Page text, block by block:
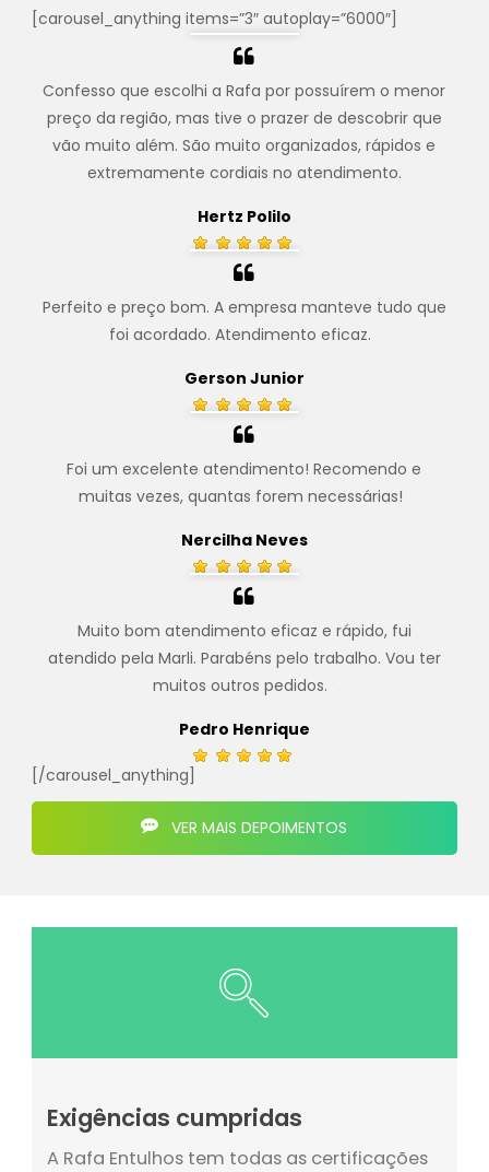
[carousel_anything items=”3″ autoplay=”6000″]
Confesso que escolhi a Rafa por possuírem o menor
preço da região, mas tive o prazer de descobrir que
vão muito além. São muito organizados, rápidos e
extremamente cordiais no atendimento.
Hertz Polilo
Perfeito e preço bom. A empresa manteve tudo que
foi acordado. Atendimento eficaz.
Gerson Junior
Foi um excelente atendimento! Recomendo e
muitas vezes, quantas forem necessárias!
Nercilha Neves
Muito bom atendimento eficaz e rápido, fui
atendido pela Marli. Parabéns pelo trabalho. Vou ter
muitos outros pedidos.
Pedro Henrique
[/carousel_anything]
VER MAIS DEPOIMENTOS
Exigências cumpridas
A Rafa Entulhos tem todas as certificações